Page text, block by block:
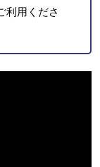
利用くださ